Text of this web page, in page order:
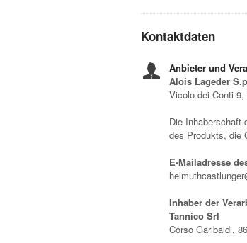
Kontaktdaten
Anbieter und
Alois Lageder
Vicolo dei Conti
Die Inhaberschaft
des Produkts, die
E-Mailadresse
Inhaber der
Tannico Srl
Corso Garibaldi,